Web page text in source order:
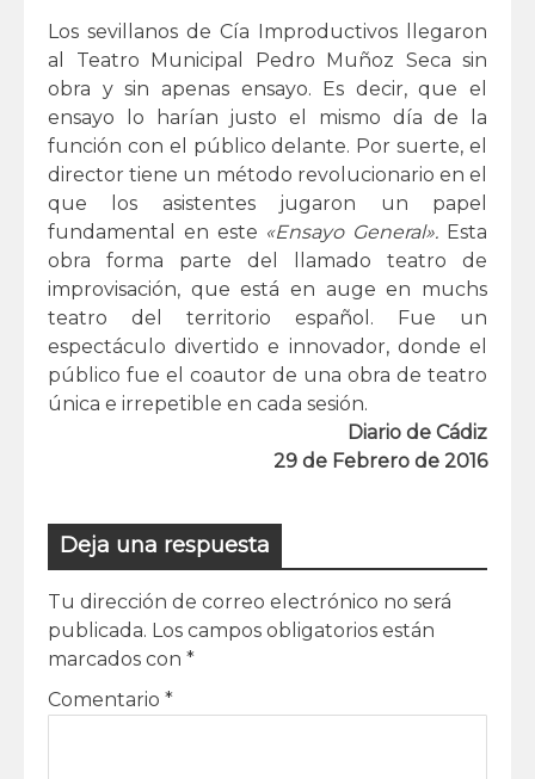
Los sevillanos de Cía Improductivos llegaron
al Teatro Municipal Pedro Muñoz Seca sin
obra y sin apenas ensayo. Es decir, que el
ensayo lo harían justo el mismo día de la
función con el público delante. Por suerte, el
director tiene un método revolucionario en el
que los asistentes jugaron un papel
fundamental en este «Ensayo General». Esta
obra forma parte del llamado teatro de
improvisación, que está en auge en muchs
teatro del territorio español. Fue un
espectáculo divertido e innovador, donde el
público fue el coautor de una obra de teatro
única e irrepetible en cada sesión.
Diario de Cádiz
29 de Febrero de 2016
Deja una respuesta
Tu dirección de correo electrónico no será
publicada. Los campos obligatorios están
marcados con *
Comentario *